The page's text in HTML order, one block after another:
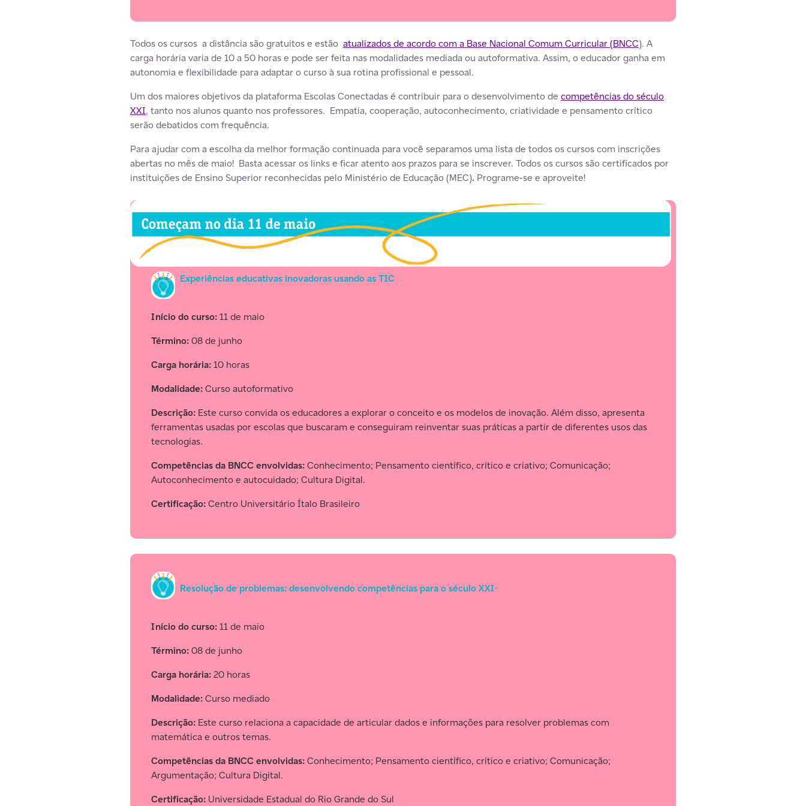
Todos os cursos a distância são gratuitos e estão atualizados de acordo com a Base Nacional Comum Curricular (BNCC). A
carga horária varia de 10 a 50 horas e pode ser feita nas modalidades mediada ou autoformativa. Assim, o educador ganha em
autonomia e flexibilidade para adaptar o curso à sua rotina profissional e pessoal.
Um dos maiores objetivos da plataforma Escolas Conectadas é contribuir para o desenvolvimento de competências do século
XXI, tanto nos alunos quanto nos professores. Empatia, cooperação, autoconhecimento, criatividade e pensamento crítico
serão debatidos com frequência.
Para ajudar com a escolha da melhor formação continuada para você separamos uma lista de todos os cursos com inscrições
abertas no mês de maio! Basta acessar os links e ficar atento aos prazos para se inscrever. Todos os cursos são certificados por
instituições de Ensino Superior reconhecidas pelo Ministério de Educação (MEC). Programe-se e aproveite!
Experiências educativas inovadoras usando as TIC
Início do curso:11 de maio
Término:08 de junho
Carga horária:10 horas
Modalidade:Curso autoformativo
Descrição: Este curso convida os educadores a explorar o conceito e os modelos de inovação. Além disso, apresenta
ferramentas usadas por escolas que buscaram e conseguiram reinventar suas práticas a partir de diferentes usos das
tecnologias.
Competências da BNCC envolvidas:Conhecimento; Pensamento científico, crítico e criativo; Comunicação;
Autoconhecimento e autocuidado; Cultura Digital.
Certificação:Centro Universitário Ítalo Brasileiro
Resolução de problemas: desenvolvendo competências para o século XXI
Início do curso:11 de maio
Término:08 de junho
Carga horária:20 horas
Modalidade:Curso mediado
Descrição: Este curso relaciona a capacidade de articular dados e informações para resolver problemas com
matemática e outros temas.
Competências da BNCC envolvidas:Conhecimento; Pensamento científico, crítico e criativo; Comunicação;
Argumentação; Cultura Digital.
Certificação: Universidade Estadual do Rio Grande do Sul